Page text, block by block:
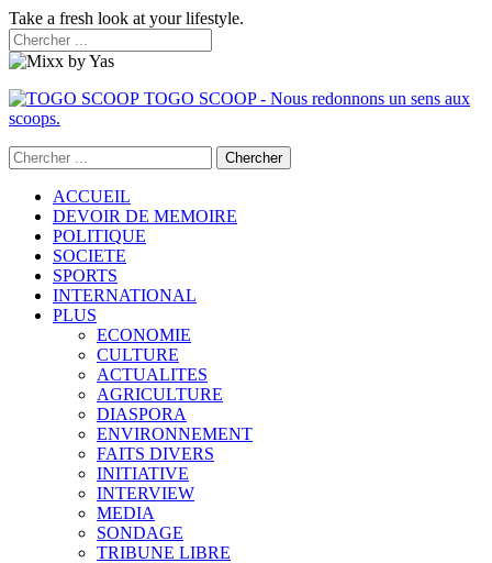
Take a fresh look at your lifestyle.
TOGO SCOOP - Nous redonnons un sens aux
scoops.
ACCUEIL
DEVOIR DE MEMOIRE
POLITIQUE
SOCIETE
SPORTS
INTERNATIONAL
PLUS
ECONOMIE
CULTURE
ACTUALITES
AGRICULTURE
DIASPORA
ENVIRONNEMENT
FAITS DIVERS
INITIATIVE
INTERVIEW
MEDIA
SONDAGE
TRIBUNE LIBRE